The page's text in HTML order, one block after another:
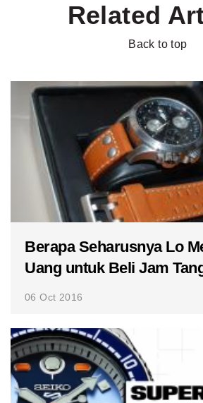
Related
Back to top
Berapa Seharusnya Lo
Uang untuk Beli Jam
06 Oct 2016